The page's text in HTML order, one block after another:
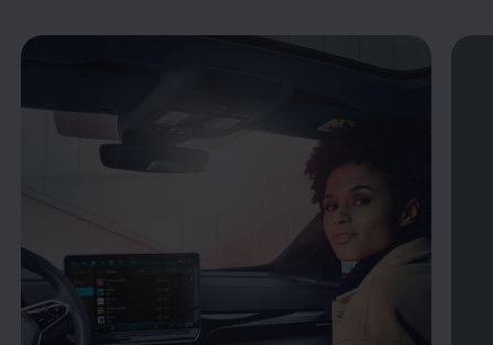
Öppna helskärmsläge